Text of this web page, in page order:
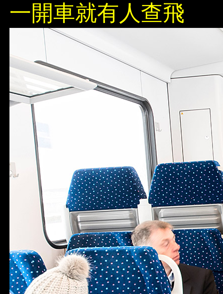
一開車就有人查飛